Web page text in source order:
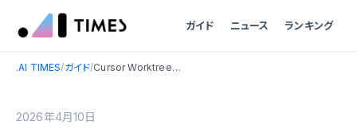
ガイド ニュース ランキング
.AI TIMES/ガイド/ Cursor Worktreeとは？git worktreeで並列エージェントを動かす完全ガイド【2026年最新】
2026年4月10日